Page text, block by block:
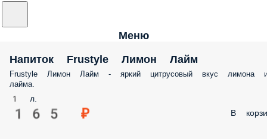
Меню
Напиток Frustyle Лимон Лайм
Frustyle Лимон Лайм - яркий цитрусовый вкус лимона
лайма.
1 л.
165 ₽ В